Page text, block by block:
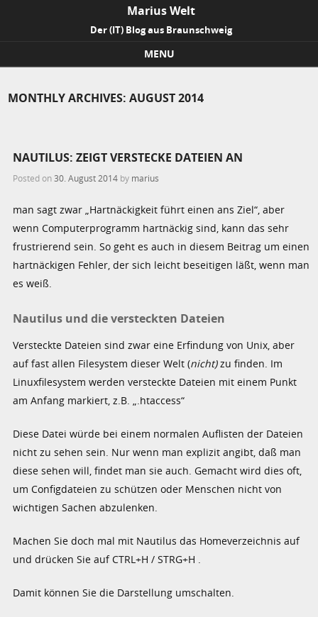
Marius Welt
Der (IT) Blog aus Braunschweig
MENU
MONTHLY ARCHIVES:AUGUST 2014
NAUTILUS: ZEIGT VERSTECKE DATEIEN AN
Posted on30. August 2014 by marius
man sagt zwar „Hartnäckigkeit führt einen ans Ziel“, aber
wenn Computerprogramm hartnäckig sind, kann das sehr
frustrierend sein. So geht es auch in diesem Beitrag um einen
hartnäckigen Fehler, der sich leicht beseitigen läßt, wenn man
es weiß.
Nautilus und die versteckten Dateien
Versteckte Dateien sind zwar eine Erfindung von Unix, aber
auf fast allen Filesystem dieser Welt (nicht)zu finden. Im
Linuxfilesystem werden versteckte Dateien mit einem Punkt
am Anfang markiert, z.B. „.htaccess“
Diese Datei würde bei einem normalen Auflisten der Dateien
nicht zu sehen sein. Nur wenn man explizit angibt, daß man
diese sehen will, findet man sie auch. Gemacht wird dies oft,
um Configdateien zu schützen oder Menschen nicht von
wichtigen Sachen abzulenken.
Machen Sie doch mal mit Nautilus das Homeverzeichnis auf
und drücken Sie auf CTRL+H / STRG+H .
Damit können Sie die Darstellung umschalten.